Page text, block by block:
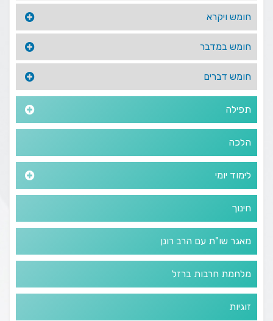
חומש ויקרא
חומש במדבר
חומש דברים
תפילה
הלכה
לימוד יומי
חינוך
מאגר שו"ת עם הרב רונן
מלחמת חרבות ברזל
זוגיות